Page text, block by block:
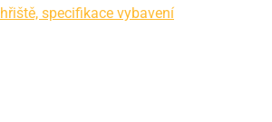
specifikace vybavení